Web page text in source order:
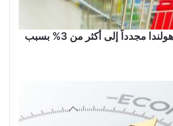
ارتفاع التضخم في هولندا مجدداً إلى أكثر من 3% بسبب